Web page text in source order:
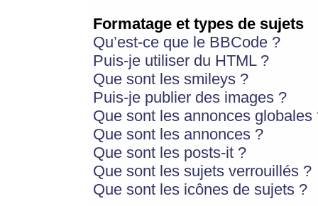
Formatage et types de sujets
Qu’est-ce que le BBCode ?
Puis-je utiliser du HTML ?
Que sont les smileys ?
Puis-je publier des images ?
Que sont les annonces globales
Que sont les annonces ?
Que sont les posts-it ?
Que sont les sujets verrouillés ?
Que sont les icônes de sujets ?